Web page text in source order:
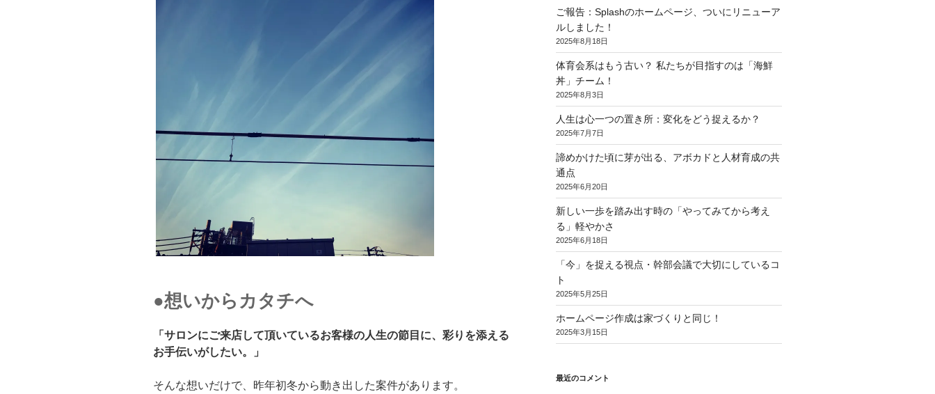
●想いからカタチへ
「サロンにご来店して頂いているお客様の人生の節目 に、彩りを添える
お手伝いがしたい。」
そんな想いだけで、昨年初冬から動き出した案件があります。
ご報告：Splashのホームページ、ついにリニューア
ルしました！
2025年8月18日
体育会系はもう古い？ 私たちが目指すのは「海鮮
丼」チーム！
2025年8月3日
人生は心一つの置き所：変化をどう捉えるか？
2025年7月7日
諦めかけた頃に芽が出る、アボカドと人材育成の共
通点
2025年6月20日
新しい一歩を踏み出す時の「やってみてから考え
る」軽やかさ
2025年6月18日
「今」を捉える視点・幹部会議で大切にしているコ
ト
2025年5月25日
ホームページ作成は家づくりと同じ！
2025年3月15日
最近のコメント